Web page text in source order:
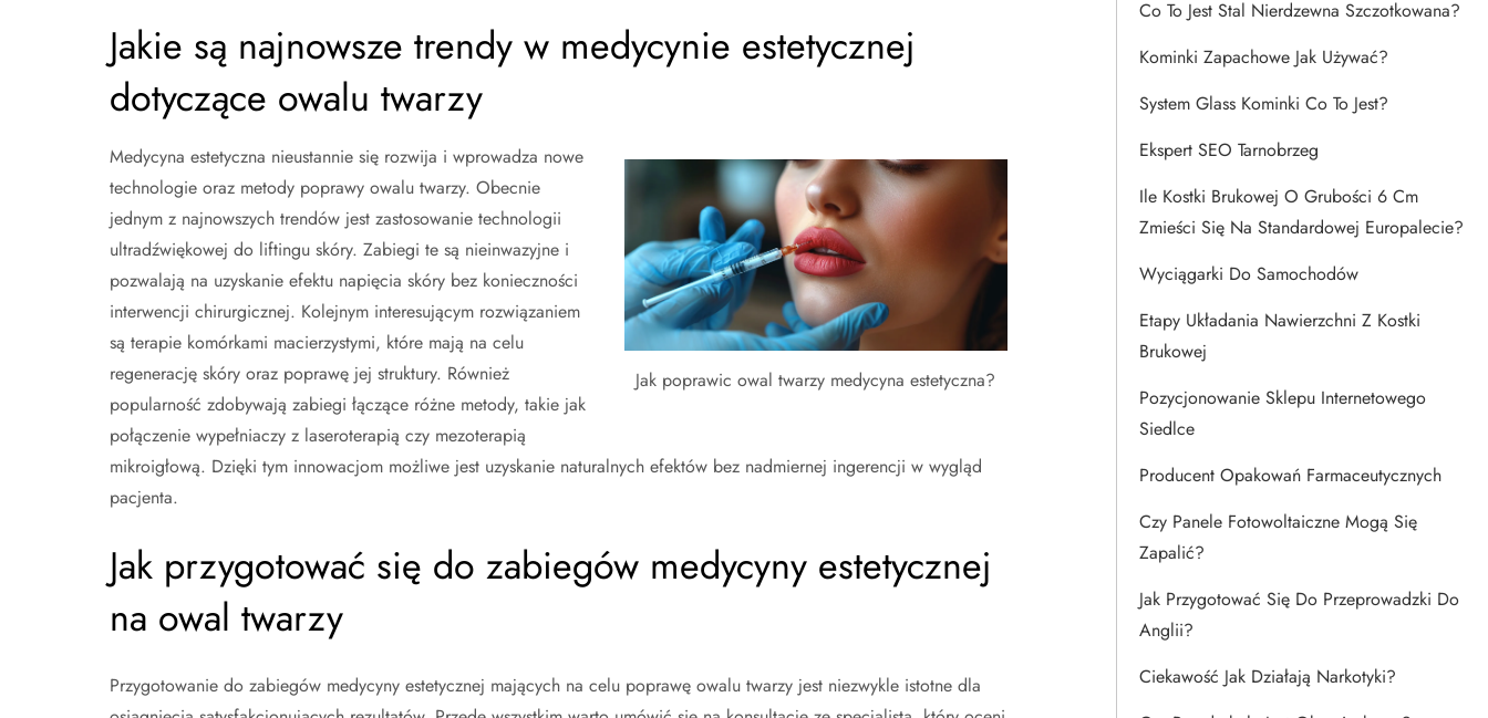
Jakie są najnowsze trendy w medycynie estetycznej
dotyczące owalu twarzy
Jak poprawic owal twarzy medycyna estetyczna?
Medycyna estetyczna nieustannie się rozwija i wprowadza nowe
technologie oraz metody poprawy owalu twarzy. Obecnie
jednym z najnowszych trendów jest zastosowanie technologii
ultradźwiękowej do liftingu skóry. Zabiegi te są nieinwazyjne i
pozwalają na uzyskanie efektu napięcia skóry bez konieczności
interwencji chirurgicznej. Kolejnym interesującym rozwiązaniem
są terapie komórkami macierzystymi, które mają na celu
regenerację skóry oraz poprawę jej struktury. Również
popularność zdobywają zabiegi łączące różne metody, takie jak
połączenie wypełniaczy z laseroterapią czy mezoterapią
mikroigłową. Dzięki tym innowacjom możliwe jest uzyskanie naturalnych efektów bez nadmiernej ingerencji w wygląd
pacjenta.
Jak przygotować się do zabiegów medycyny estetycznej
na owal twarzy
Przygotowanie do zabiegów medycyny estetycznej mających na celu poprawę owalu twarzy jest niezwykle istotne dla
Co To Jest Stal Nierdzewna Szczotkowana?
Kominki Zapachowe Jak Używać?
System Glass Kominki Co To Jest?
Ekspert SEO Tarnobrzeg
Ile Kostki Brukowej O Grubości 6 Cm
Zmieści Się Na Standardowej Europalecie?
Wyciągarki Do Samochodów
Etapy Układania Nawierzchni Z Kostki
Brukowej
Pozycjonowanie Sklepu Internetowego
Siedlce
Producent Opakowań Farmaceutycznych
Czy Panele Fotowoltaiczne Mogą Się
Zapalić?
Jak Przygotować Się Do Przeprowadzki Do
Anglii?
Ciekawość Jak Działają Narkotyki?